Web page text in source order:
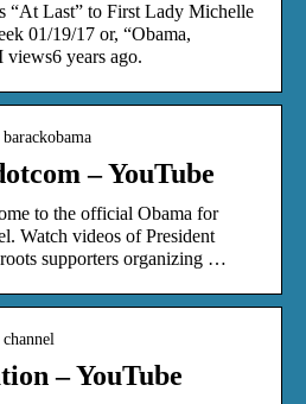
“At Last” to First Lady Michelle
01/19/17 or, “Obama,
years ago.
– YouTube
to the official Obama for
Watch videos of President
supporters organizing …
– YouTube